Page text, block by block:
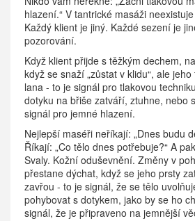
hlazení.“ V tantrické masáži
Každý klient je jiný. Každé sezení je
pozorování.
Když klient přijde s těžkým dechem,
když se snaží „zůstat v klidu“, ale
lana - to je signál pro tlakovou
dotyku na břiše zatváří, ztuhne, nebo
signál pro jemné hlazení.
Nejlepší maséři neříkají: „Dnes budu
Říkají: „Co tělo dnes potřebuje?“ A
Svaly. Kožní oduševnění. Změny v
přestane dýchat, když se jeho prsty
zavřou - to je signál, že se tělo
pohybovat s dotykem, jako by se ho
signál, že je připraveno na jemnější